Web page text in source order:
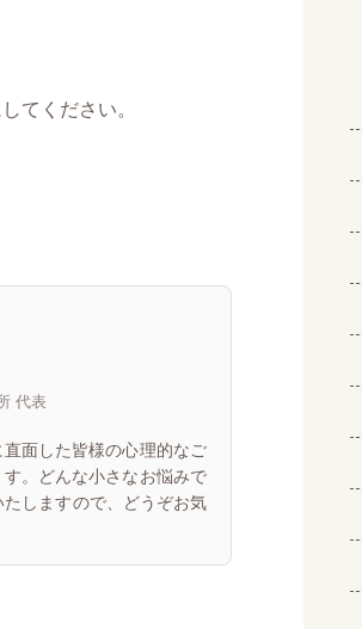
てください。
代表
面した皆様の心理的なご
。どんな小さなお悩みで
しますので、どうぞお気